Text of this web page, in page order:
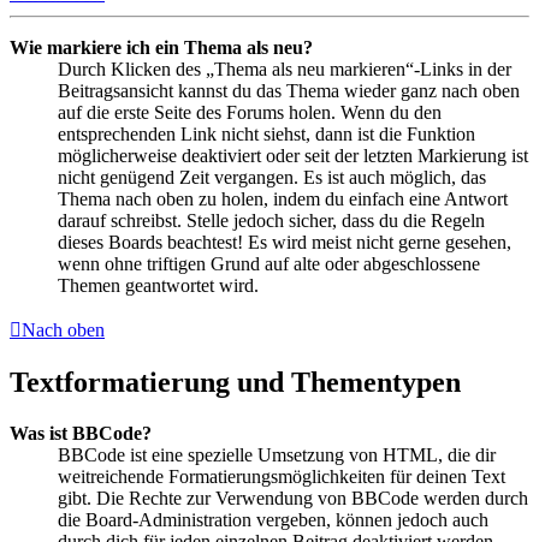
Wie markiere ich ein Thema als neu?
Durch Klicken des „Thema als neu markieren“-Links in der
Beitragsansicht kannst du das Thema wieder ganz nach oben
auf die erste Seite des Forums holen. Wenn du den
entsprechenden Link nicht siehst, dann ist die Funktion
möglicherweise deaktiviert oder seit der letzten Markierung ist
nicht genügend Zeit vergangen. Es ist auch möglich, das
Thema nach oben zu holen, indem du einfach eine Antwort
darauf schreibst. Stelle jedoch sicher, dass du die Regeln
dieses Boards beachtest! Es wird meist nicht gerne gesehen,
wenn ohne triftigen Grund auf alte oder abgeschlossene
Themen geantwortet wird.
Nach oben
Textformatierung und Thementypen
Was ist BBCode?
BBCode ist eine spezielle Umsetzung von HTML, die dir
weitreichende Formatierungsmöglichkeiten für deinen Text
gibt. Die Rechte zur Verwendung von BBCode werden durch
die Board-Administration vergeben, können jedoch auch